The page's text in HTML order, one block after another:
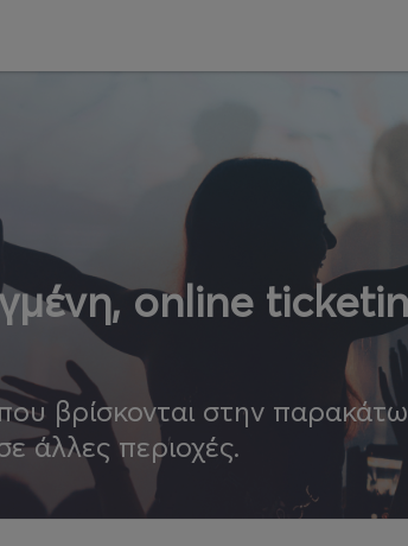
online
βρίσκονται στην παρακάτω
άλλες περιοχές.